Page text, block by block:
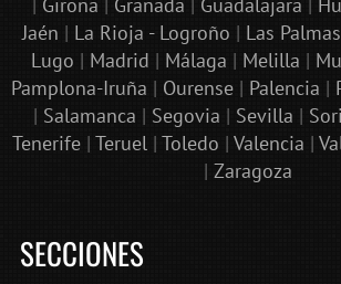
| Girona | Granada | Guadalajara |
Jaén | La Rioja - Logroño | Las Palmas
Lugo | Madrid | Málaga | Melilla |
Pamplona-Iruña | Ourense | Palencia |
| Salamanca | Segovia | Sevilla |
Tenerife| Teruel| Toledo | Valencia |
| Zaragoza
SECCIONES